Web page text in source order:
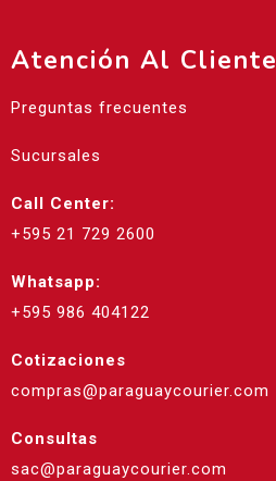
Atención Al Cliente
Preguntas frecuentes
Sucursales
Call Center:
+595 21 729 2600
Whatsapp:
+595 986 404122
Cotizaciones
compras@paraguaycourier.com
Consultas
sac@paraguaycourier.com